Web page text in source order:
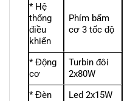
* Hệ
thống
điều
khiển
Phím bấm
cơ 3 tốc độ
* Động
cơ
Turbin đôi
2x80W
* Đèn
Led 2x15W